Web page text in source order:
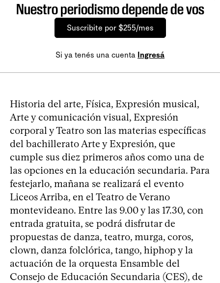
Nuestro periodismo depende de vos
Suscribite por $255/mes
Si ya tenés una cuenta Ingresá
Historia del arte, Física, Expresión musical,
Arte y comunicación visual, Expresión
corporal y Teatro son las materias específicas
del bachillerato Arte y Expresión, que
cumple sus diez primeros años como una de
las opciones en la educación secundaria. Para
festejarlo, mañana se realizará el evento
Liceos Arriba, en el Teatro de Verano
montevideano. Entre las 9.00 y las 17.30, con
entrada gratuita, se podrá disfrutar de
propuestas de danza, teatro, murga, coros,
clown, danza folclórica, tango, hiphop y la
actuación de la orquesta Ensamble del
Consejo de Educación Secundaria (CES), de